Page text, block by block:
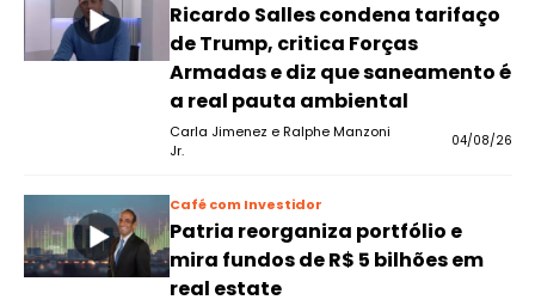
Ricardo Salles condena tarifaço
de Trump, critica Forças
Armadas e diz que saneamento é
a real pauta ambiental
Carla Jimenez e Ralphe Manzoni
Jr.
04/08/26
Café com Investidor
Patria reorganiza portfólio e
mira fundos de R$ 5 bilhões em
real estate